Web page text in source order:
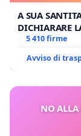
A SUA
DICHIARARE
E/O DI FAR
5 410 firme
Avviso di
NO